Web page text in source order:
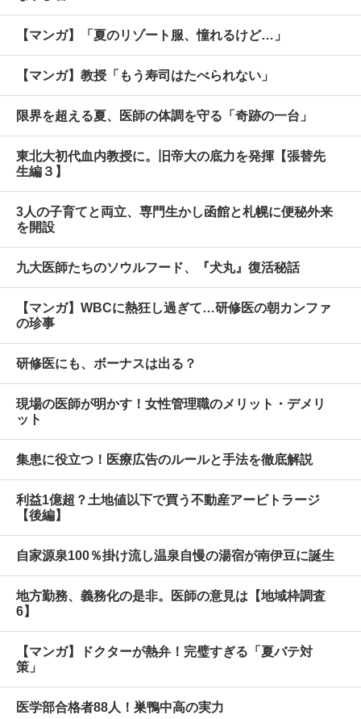
【マンガ】「夏のリゾート服、憧れるけど…」
【マンガ】教授「もう寿司はたべられない」
限界を超える夏、医師の体調を守る「奇跡の一台」
東北大初代血内教授に。旧帝大の底力を発揮【張替先
生編３】
3人の子育てと両立、専門生かし函館と札幌に便秘外来
を開設
九大医師たちのソウルフード、『犬丸』復活秘話
【マンガ】WBCに熱狂し過ぎて…研修医の朝カンファ
の珍事
研修医にも、ボーナスは出る？
現場の医師が明かす！女性管理職のメリット・デメリ
ット
集患に役立つ！医療広告のルールと手法を徹底解説
利益1億超？土地値以下で買う不動産アービトラージ
【後編】
自家源泉100％掛け流し温泉自慢の湯宿が南伊豆に誕生
地方勤務、義務化の是非。医師の意見は【地域枠調査
6】
【マンガ】ドクターが熱弁！完璧すぎる「夏バテ対
策」
医学部合格者88人！巣鴨中高の実力